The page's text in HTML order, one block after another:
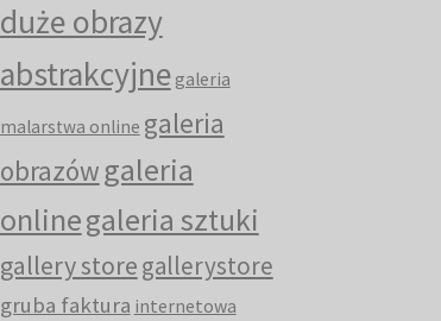
duże obrazy
abstrakcyjne galeria
malarstwa online galeria
obrazów galeria
onlinegaleria sztuki
gallery storegallerystore
gruba faktura internetowa